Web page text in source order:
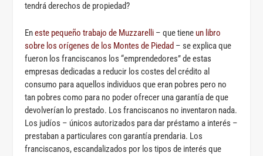
tendrá derechos de propiedad?
Eneste pequeño trabajo de Muzzarelli – que tiene un libro
sobre los orígenes de los Montes de Piedad – se explica que
fueron los franciscanos los “emprendedores” de estas
empresas dedicadas a reducir los costes del crédito al
consumo para aquellos individuos que eran pobres pero no
tan pobres como para no poder ofrecer una garantía de que
devolverían lo prestado. Los franciscanos no inventaron nada.
Los judíos – únicos autorizados para dar préstamo a interés –
prestaban a particulares con garantía prendaria. Los
franciscanos, escandalizados por los tipos de interés que